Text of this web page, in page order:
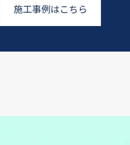
施工事例はこちら